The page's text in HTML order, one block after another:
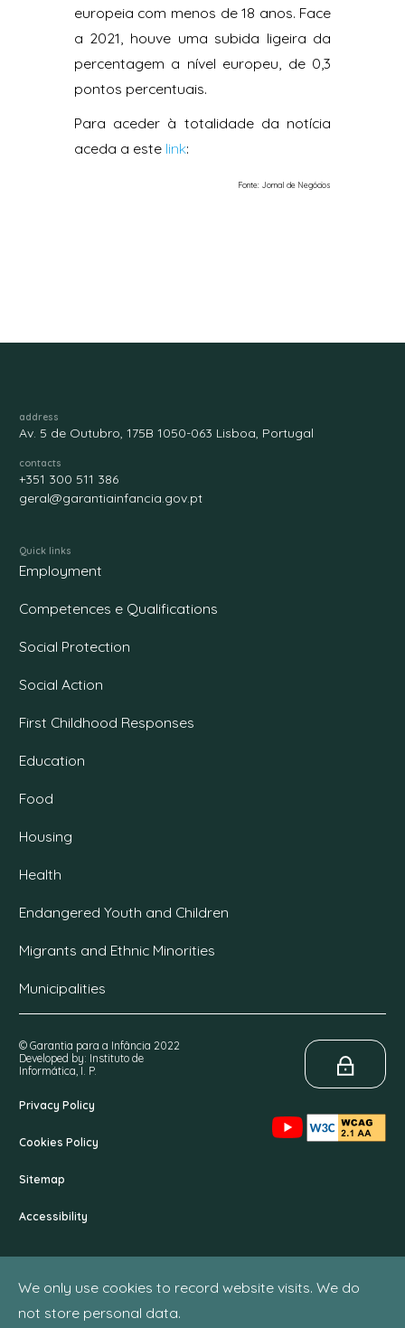
We only use cookies to record website visits. We do
not store personal data.
europeia com menos de 18 anos. Face
a 2021, houve uma subida ligeira da
percentagem a nível europeu, de 0,3
pontos percentuais.
Para aceder à totalidade da notícia
aceda a este link:
Fonte: Jornal de Negócios
address
Av. 5 de Outubro, 175B 1050-063 Lisboa, Portugal
contacts
+351 300 511 386
geral@garantiainfancia.gov.pt
Quick links
Employment
Competences e Qualifications
Social Protection
Social Action
First Childhood Responses
Education
Food
Housing
Health
Endangered Youth and Children
Migrants and Ethnic Minorities
Municipalities
© Garantia para a Infância 2022
Developed by: Instituto de
Informática, I. P.
Privacy Policy
Cookies Policy
Sitemap
Accessibility